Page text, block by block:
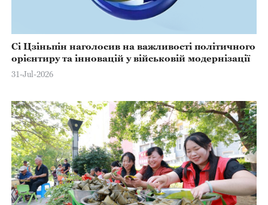
Сі Цзіньпін наголосив на важливості політичного
орієнтиру та інновацій у військовій модернізації
31-Jul-2026